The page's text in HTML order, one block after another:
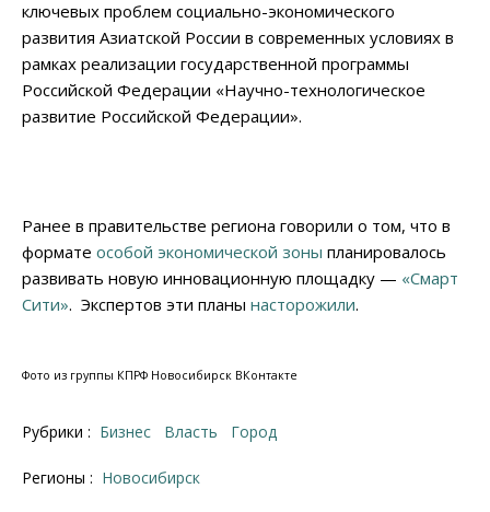
ключевых проблем социально-экономического
развития Азиатской России в современных условиях в
рамках реализации государственной программы
Российской Федерации «Научно-технологическое
развитие Российской Федерации».
Ранее в правительстве региона говорили о том, что в
формате особой экономической зоны планировалось
развивать новую инновационную площадку — «Смарт
Сити». Экспертов эти планы насторожили.
Фото из группы КПРФ Новосибирск ВКонтакте
Рубрики : Бизнес Власть Город
Регионы : Новосибирск